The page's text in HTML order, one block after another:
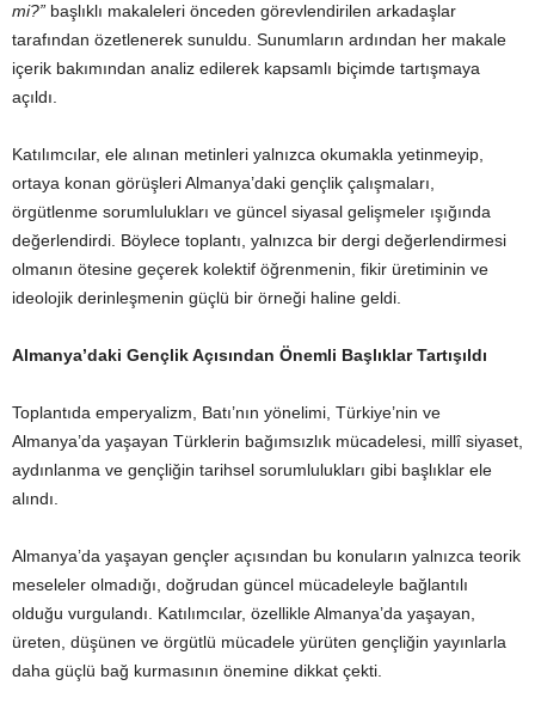
mi?” başlıklı makaleleri önceden görevlendirilen arkadaşlar
tarafından özetlenerek sunuldu. Sunumların ardından her makale
içerik bakımından analiz edilerek kapsamlı biçimde tartışmaya
açıldı.
Katılımcılar, ele alınan metinleri yalnızca okumakla yetinmeyip,
ortaya konan görüşleri Almanya’daki gençlik çalışmaları,
örgütlenme sorumlulukları ve güncel siyasal gelişmeler ışığında
değerlendirdi. Böylece toplantı, yalnızca bir dergi değerlendirmesi
olmanın ötesine geçerek kolektif öğrenmenin, fikir üretiminin ve
ideolojik derinleşmenin güçlü bir örneği haline geldi.
Almanya’daki Gençlik Açısından Önemli Başlıklar Tartışıldı
Toplantıda emperyalizm, Batı’nın yönelimi, Türkiye’nin ve
Almanya’da yaşayan Türklerin bağımsızlık mücadelesi, millî siyaset,
aydınlanma ve gençliğin tarihsel sorumlulukları gibi başlıklar ele
alındı.
Almanya’da yaşayan gençler açısından bu konuların yalnızca teorik
meseleler olmadığı, doğrudan güncel mücadeleyle bağlantılı
olduğu vurgulandı. Katılımcılar, özellikle Almanya’da yaşayan,
üreten, düşünen ve örgütlü mücadele yürüten gençliğin yayınlarla
daha güçlü bağ kurmasının önemine dikkat çekti.